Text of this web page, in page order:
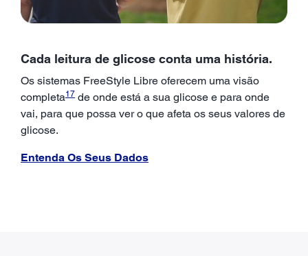
Cada leitura de glicose conta uma história.
Os sistemas FreeStyle Libre oferecem uma visão
completa17 de onde está a sua glicose e para onde
vai, para que possa ver o que afeta os seus valores de
glicose.
Entenda Os Seus Dados